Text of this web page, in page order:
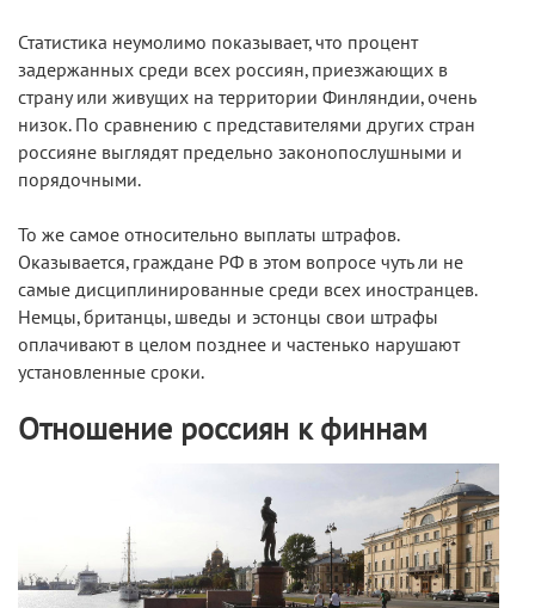
Статистика неумолимо показывает, что процент
задержанных среди всех россиян, приезжающих в
страну или живущих на территории Финляндии, очень
низок. По сравнению с представителями других стран
россияне выглядят предельно законопослушными и
порядочными.
То же самое относительно выплаты штрафов.
Оказывается, граждане РФ в этом вопросе чуть ли не
самые дисциплинированные среди всех иностранцев.
Немцы, британцы, шведы и эстонцы свои штрафы
оплачивают в целом позднее и частенько нарушают
установленные сроки.
Отношение россиян к финнам